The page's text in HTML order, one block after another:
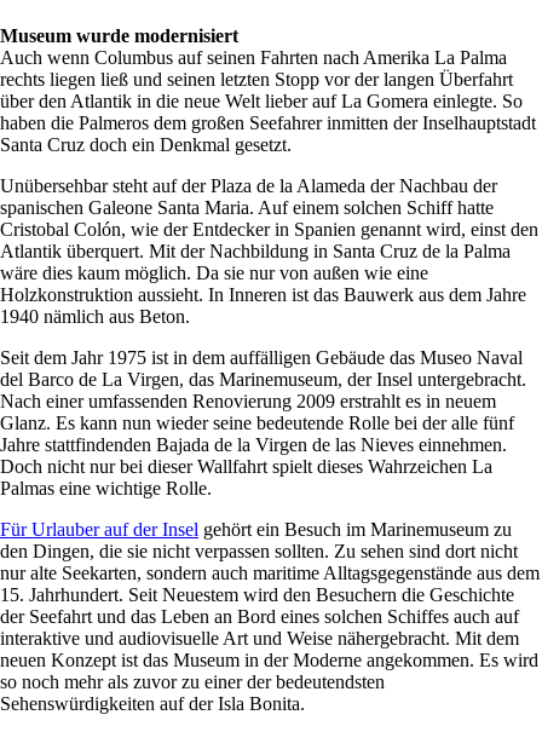
Museum wurde modernisiert
Auch wenn Columbus auf seinen Fahrten nach Amerika La Palma
rechts liegen ließ und seinen letzten Stopp vor der langen Überfahrt
über den Atlantik in die neue Welt lieber auf La Gomera einlegte. So
haben die Palmeros dem großen Seefahrer inmitten der Inselhauptstadt
Santa Cruz doch ein Denkmal gesetzt.
Unübersehbar steht auf der Plaza de la Alameda der Nachbau der
spanischen Galeone Santa Maria. Auf einem solchen Schiff hatte
Cristobal Colón, wie der Entdecker in Spanien genannt wird, einst den
Atlantik überquert. Mit der Nachbildung in Santa Cruz de la Palma
wäre dies kaum möglich. Da sie nur von außen wie eine
Holzkonstruktion aussieht. In Inneren ist das Bauwerk aus dem Jahre
1940 nämlich aus Beton.
Seit dem Jahr 1975 ist in dem auffälligen Gebäude das Museo Naval
del Barco de La Virgen, das Marinemuseum, der Insel untergebracht.
Nach einer umfassenden Renovierung 2009 erstrahlt es in neuem
Glanz. Es kann nun wieder seine bedeutende Rolle bei der alle fünf
Jahre stattfindenden Bajada de la Virgen de las Nieves einnehmen.
Doch nicht nur bei dieser Wallfahrt spielt dieses Wahrzeichen La
Palmas eine wichtige Rolle.
Für Urlauber auf der Insel gehört ein Besuch im Marinemuseum zu
den Dingen, die sie nicht verpassen sollten. Zu sehen sind dort nicht
nur alte Seekarten, sondern auch maritime Alltagsgegenstände aus dem
15. Jahrhundert. Seit Neuestem wird den Besuchern die Geschichte
der Seefahrt und das Leben an Bord eines solchen Schiffes auch auf
interaktive und audiovisuelle Art und Weise nähergebracht. Mit dem
neuen Konzept ist das Museum in der Moderne angekommen. Es wird
so noch mehr als zuvor zu einer der bedeutendsten
Sehenswürdigkeiten auf der Isla Bonita.